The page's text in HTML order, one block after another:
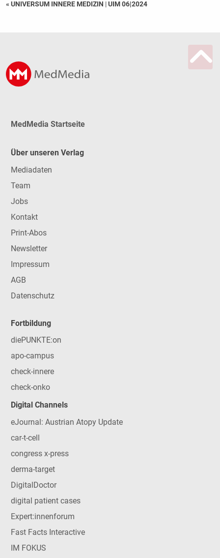
« UNIVERSUM INNERE MEDIZIN |UIM 06|2024
MedMedia Startseite
Über unseren Verlag
Mediadaten
Team
Jobs
Kontakt
Print-Abos
Newsletter
Impressum
AGB
Datenschutz
Fortbildung
diePUNKTE:on
apo-campus
check-innere
check-onko
Digital Channels
eJournal: Austrian Atopy Update
car-t-cell
congress x-press
derma-target
DigitalDoctor
digital patient cases
Expert:innenforum
Fast Facts Interactive
IM FOKUS